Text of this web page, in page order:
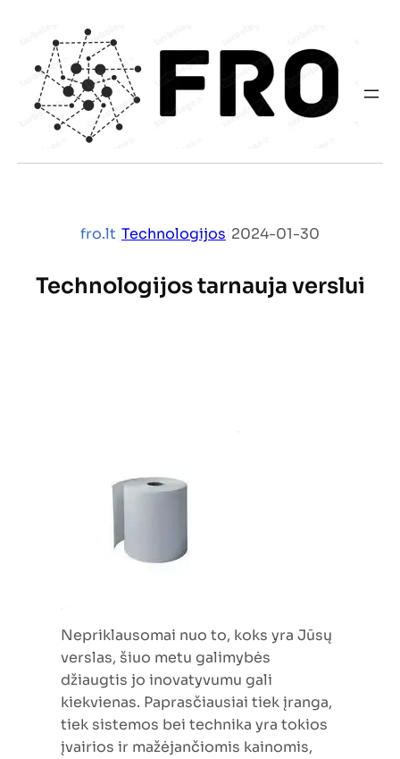
turinio
fro.lt Technologijos 2024-01-30
Technologijos tarnauja verslui
Nepriklausomai nuo to, koks yra Jūsų
verslas, šiuo metu galimybės
džiaugtis jo inovatyvumu gali
kiekvienas. Paprasčiausiai tiek įranga,
tiek sistemos bei technika yra tokios
įvairios ir mažėjančiomis kainomis,